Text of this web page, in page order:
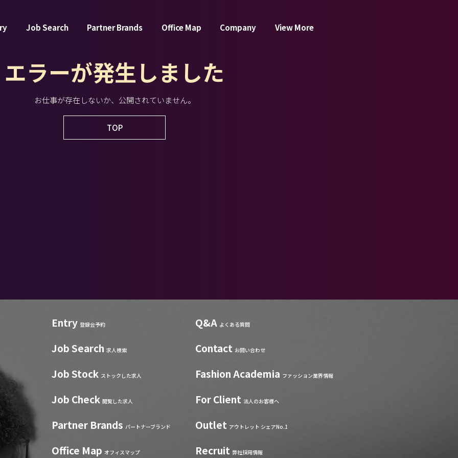
Job Search Partner Brands Office Map Company View More
エラーが発生しました
お仕事が存在しないか、公開されていません。
TOP
Entry 登録会予約
Job Search 求人検索
Job Stock ストックした求人
Job Check 閲覧した求人
Partner Brands パートナーブランド
Office Map オフィスマップ
Q&A よくある質問
Contact お問い合わせ
Fashion Academia ファッション業界情報
For Client 法人のお客様へ
Outlet アウトレット シェアNo.1
Recruit 弊社採用情報